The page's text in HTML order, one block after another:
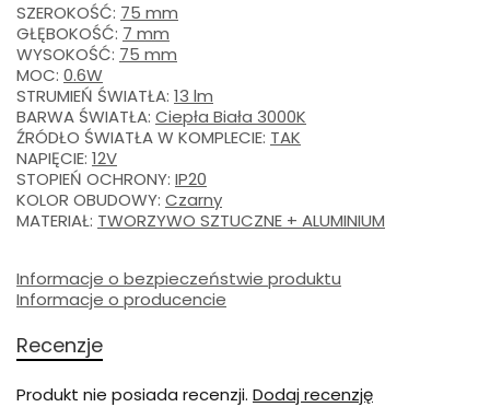
SZEROKOŚĆ: 75 mm
GŁĘBOKOŚĆ: 7 mm
WYSOKOŚĆ: 75 mm
MOC: 0.6W
STRUMIEŃ ŚWIATŁA: 13 lm
BARWA ŚWIATŁA: Ciepła Biała 3000K
ŹRÓDŁO ŚWIATŁA W KOMPLECIE: TAK
NAPIĘCIE: 12V
STOPIEŃ OCHRONY: IP20
KOLOR OBUDOWY: Czarny
MATERIAŁ: TWORZYWO SZTUCZNE + ALUMINIUM
Informacje o bezpieczeństwie produktu
Informacje o producencie
Recenzje
Produkt nie posiada recenzji. Dodaj recenzję